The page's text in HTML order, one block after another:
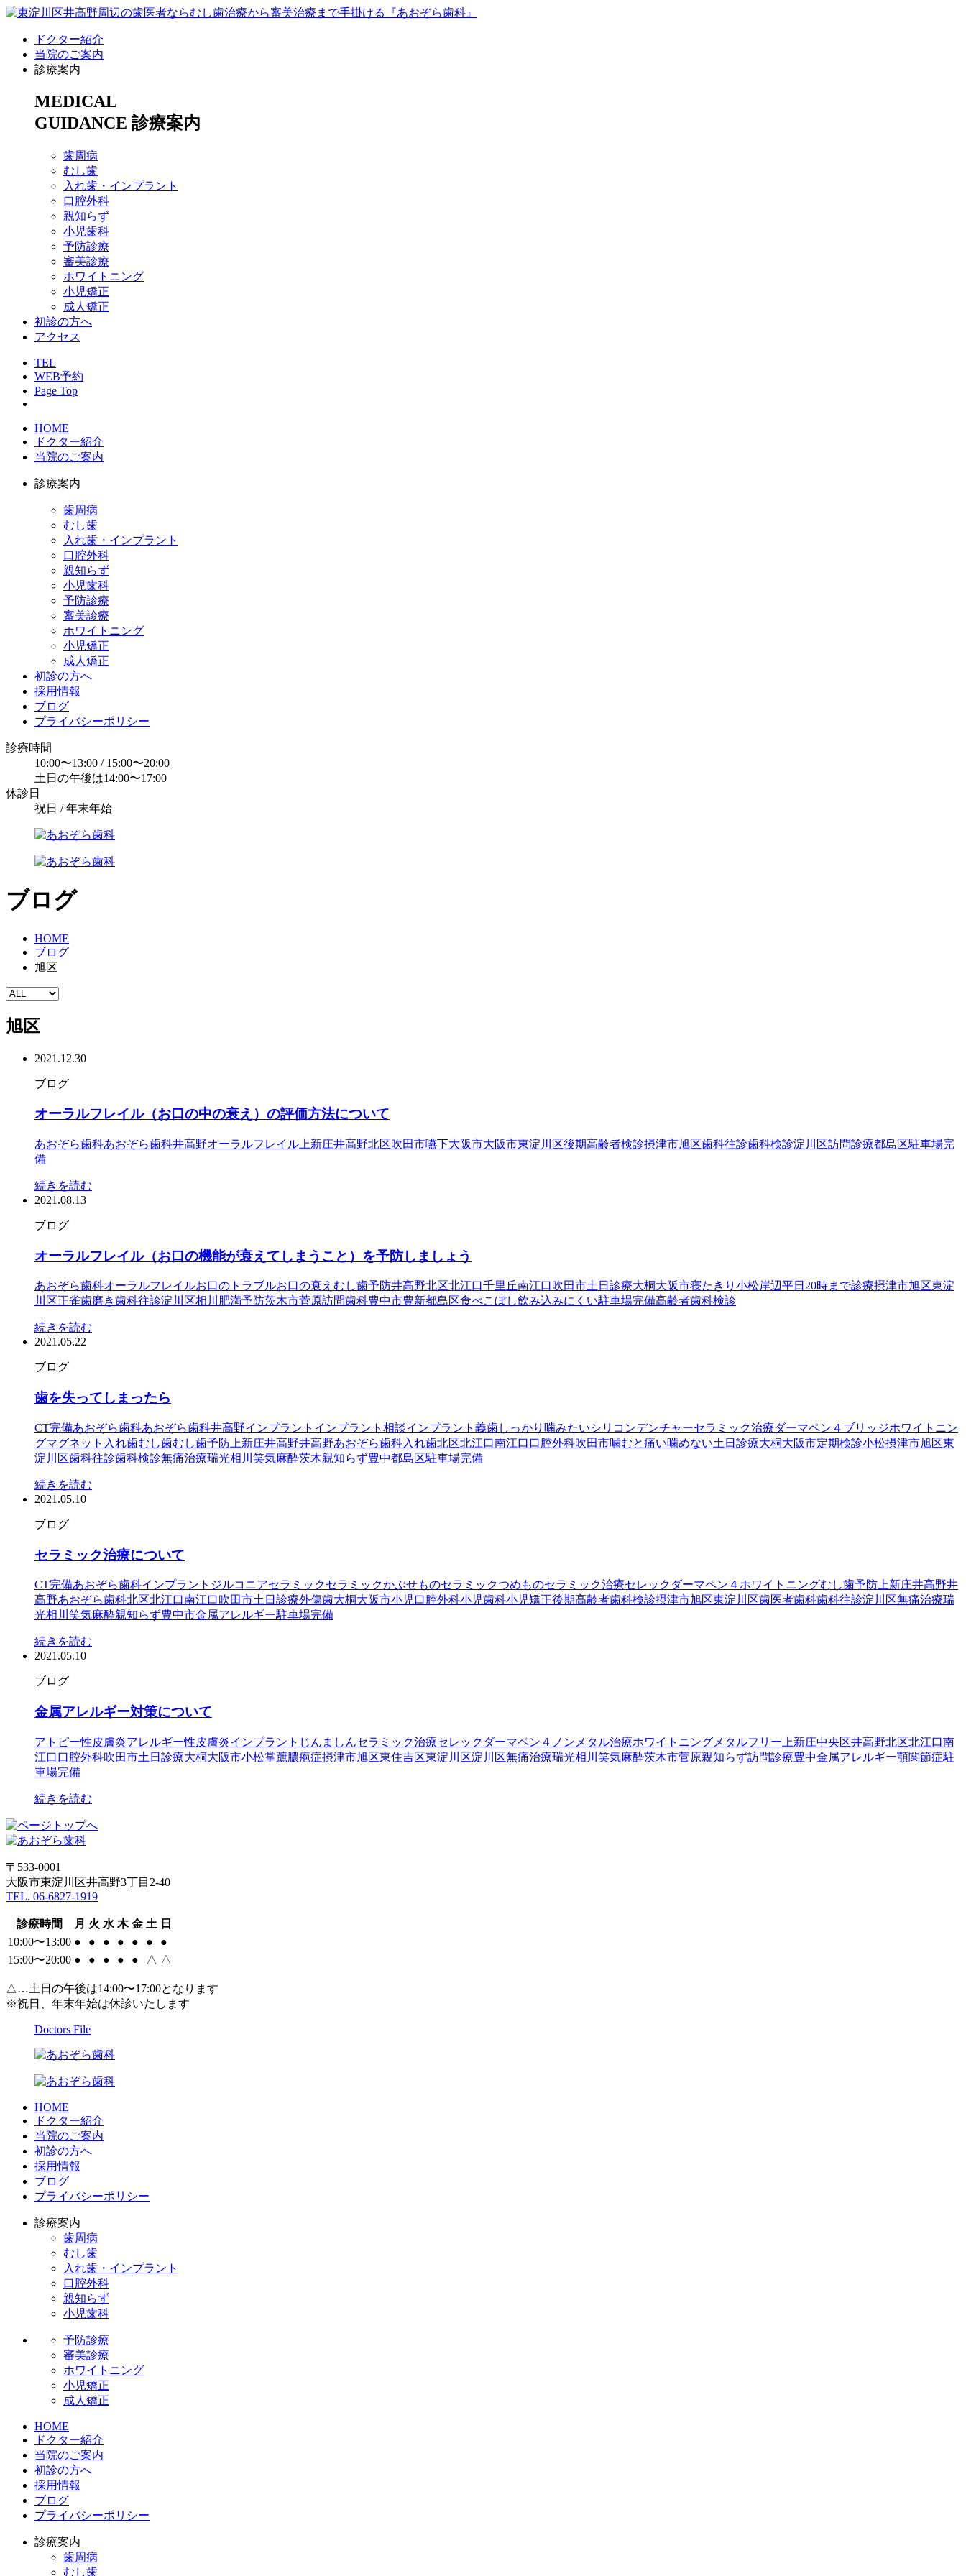
ドクター紹介
当院のご案内
診療案内
MEDICAL
GUIDANCE 診療案内
歯周病
むし歯
入れ歯・インプラント
口腔外科
親知らず
小児歯科
予防診療
審美診療
ホワイトニング
小児矯正
成人矯正
初診の方へ
アクセス
TEL
WEB予約
Page Top
HOME
ドクター紹介
当院のご案内
診療案内
歯周病
むし歯
入れ歯・インプラント
口腔外科
親知らず
小児歯科
予防診療
審美診療
ホワイトニング
小児矯正
成人矯正
初診の方へ
採用情報
ブログ
プライバシーポリシー
診療時間
10:00〜13:00 / 15:00〜20:00
土日の午後は14:00〜17:00
休診日
祝日 / 年末年始
ブログ
HOME
ブログ
旭区
旭区
2021.12.30
ブログ
オーラルフレイル（お口の中の衰え）の評価方法について
あおぞら歯科あおぞら歯科井高野オーラルフレイル 上新庄井高野北区吹田市嚥下大阪市大阪市東淀川区後期高齢者検診摂津市旭区歯科往診歯科検診淀川区訪問診療都島区駐車場完
備
続きを読む
2021.08.13
ブログ
オーラルフレイル（お口の機能が衰えてしまうこと）を予防しましょう
あおぞら歯科オーラルフレイルお口のトラブルお口の衰え むし歯予防井高野北区北江口千里丘南江口吹田市土日診療大桐大阪市寝たきり 小松岸辺平日20時まで診療摂津市旭区東淀
川区正雀歯磨き歯科往診淀川区相川 肥満予防茨木市菅原訪問歯科豊中市豊新都島区食べこぼし飲み込みにくい駐車場完備高齢者歯科検診
続きを読む
2021.05.22
ブログ
歯を失ってしまったら
CT完備あおぞら歯科あおぞら歯科井高野インプラント インプラント相談インプラント義歯しっかり噛みたいシリコンデンチャーセラミック治療ダーマペン４ ブリッジホワイトニン
グマグネット入れ歯むし歯むし歯予防 上新庄井高野井高野あおぞら歯科入れ歯北区北江口南江口口腔外科吹田市噛むと痛い噛めない土日診療大桐大阪市定期検診小松摂津市旭区東
淀川区歯科往診歯科検診無痛治療瑞光相川 笑気麻酔茨木親知らず豊中都島区駐車場完備
続きを読む
2021.05.10
ブログ
セラミック治療について
CT完備あおぞら歯科インプラント ジルコニアセラミックセラミックかぶせものセラミックつめものセラミック治療セレック ダーマペン４ ホワイトニングむし歯予防 上新庄井高野井
高野あおぞら歯科北区北江口南江口吹田市土日診療外傷歯大桐大阪市小児口腔外科小児歯科小児矯正後期高齢者歯科検診摂津市旭区東淀川区歯医者歯科歯科往診淀川区無痛治療瑞
光相川 笑気麻酔親知らず豊中市金属アレルギー駐車場完備
続きを読む
2021.05.10
ブログ
金属アレルギー対策について
アトピー性皮膚炎アレルギー性皮膚炎インプラント じんましんセラミック治療セレック ダーマペン４ ノンメタル治療ホワイトニング メタルフリー 上新庄中央区井高野北区北江口南
江口口腔外科吹田市土日診療大桐大阪市小松掌蹠膿疱症摂津市旭区東住吉区東淀川区淀川区無痛治療瑞光相川 笑気麻酔茨木市菅原親知らず訪問診療豊中金属アレルギー顎関節症駐
車場完備
続きを読む
〒533-0001
大阪市東淀川区井高野3丁目2-40
TEL. 06-6827-1919
診療時間 月 火 水 木 金 土 日
10:00〜13:00 ● ● ● ● ● ●
●
15:00〜20:00 ● ● ● ● ● △ △
△…土日の午後は14:00〜17:00となります
※祝日、年末年始は休診いたします
Doctors File
HOME
ドクター紹介
当院のご案内
初診の方へ
採用情報
ブログ
プライバシーポリシー
診療案内
歯周病
むし歯
入れ歯・インプラント
口腔外科
親知らず
小児歯科
予防診療
審美診療
ホワイトニング
小児矯正
成人矯正
HOME
ドクター紹介
当院のご案内
初診の方へ
採用情報
ブログ
プライバシーポリシー
診療案内
歯周病
むし歯